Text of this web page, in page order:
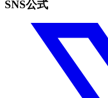
SNS公式